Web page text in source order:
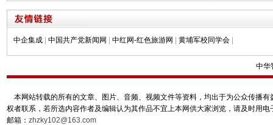
中企集成 | 中国共产党新闻网 | 中红网-红色旅游网 | 黄埔军校同学会 |
中华
本网站转载的所有的文章、图片、音频、视频文件等资料，均出于为公众传播
权者联系，若所选内容作者及编辑认为其作品不宜上本网供大家浏览，请及时用
邮箱： zhzky102@163.com